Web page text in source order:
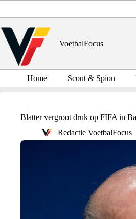
inhoud
VoetbalFocus
Home Scout & Spion
Blatter vergroot druk op FIFA in
Redactie VoetbalFocus